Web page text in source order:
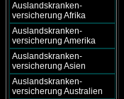
Auslandskranken-
versicherung Afrika
Auslandskranken-
versicherung Amerika
Auslandskranken-
versicherung Asien
Auslandskranken-
versicherung Australien